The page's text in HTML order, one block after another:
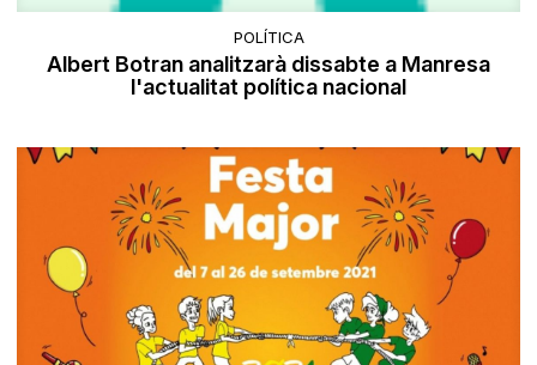
POLÍTICA
Albert Botran analitzarà dissabte a Manresa
l'actualitat política nacional